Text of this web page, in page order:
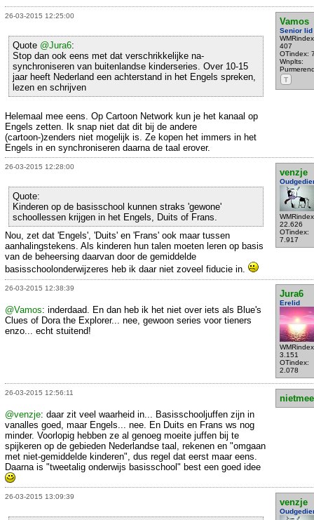
26-03-2015 12:25:00
Vamos
Senior lid
407
OTindex:
Wnplts:
T
Quote @Jura6:
Stop dan ook eens met dat verschrikkelijke na-
synchroniseren van buitenlandse kinderseries. Over 10-15
jaar heeft Nederland een achterstand in het Engels spreken,
lezen en schrijven
Helemaal mee eens. Op Cartoon Network kun je het kanaal op
Engels zetten. Ik snap niet dat dit bij de andere
(cartoon-)zenders niet mogelijk is. Ze kopen het immers in het
Engels in en synchroniseren daarna de taal erover.
26-03-2015 12:28:00
venzje
22.626
OTindex:
7.917
Quote:
Kinderen op de basisschool kunnen straks 'gewone'
schoollessen krijgen in het Engels, Duits of Frans.
Nou, zet dat 'Engels', 'Duits' en 'Frans' ook maar tussen
aanhalingstekens. Als kinderen hun talen moeten leren op basis
van de beheersing daarvan door de gemiddelde
basisschoolonderwijzeres heb ik daar niet zoveel fiducie in.
26-03-2015 12:38:39
Jura6
Erelid
3.151
OTindex:
2.078
@Vamos: inderdaad. En dan heb ik het niet over iets als Blue's
Clues of Dora the Explorer... nee, gewoon series voor tieners
enzo... echt stuitend!
26-03-2015 12:56:11
@venzje: daar zit veel waarheid in... Basisschooljuffen zijn in
vanalles goed, maar Engels... nee. En Duits en Frans ws nog
minder. Voorlopig hebben ze al genoeg moeite juffen bij te
spijkeren op de gebieden Nederlandse taal, rekenen en "omgaan
met niet-gemiddelde kinderen", dus regel dat eerst maar eens.
Daarna is "tweetalig onderwijs basisschool" best een goed idee
26-03-2015 13:09:39
venzje